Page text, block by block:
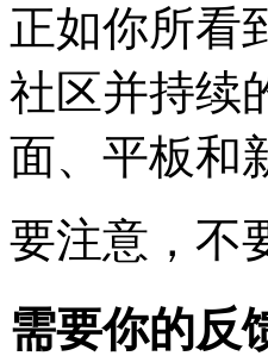
正如你所看
社区并持续
面、平板和
要注意，不
需要你的反